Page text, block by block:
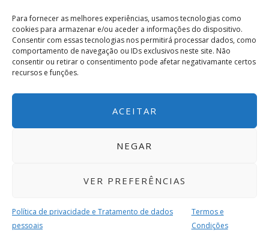
Para fornecer as melhores experiências, usamos tecnologias como
cookies para armazenar e/ou aceder a informações do dispositivo.
Consentir com essas tecnologias nos permitirá processar dados, como
comportamento de navegação ou IDs exclusivos neste site. Não
consentir ou retirar o consentimento pode afetar negativamante certos
recursos e funções.
ACEITAR
NEGAR
VER PREFERÊNCIAS
Política de privacidade e Tratamento de dados
pessoais
Termos e
Condições